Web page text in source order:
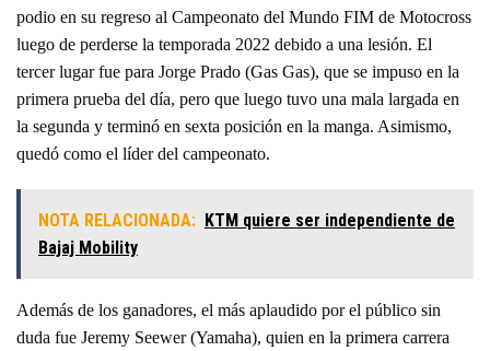
podio en su regreso al Campeonato del Mundo FIM de Motocross
luego de perderse la temporada 2022 debido a una lesión. El
tercer lugar fue para Jorge Prado (Gas Gas), que se impuso en la
primera prueba del día, pero que luego tuvo una mala largada en
la segunda y terminó en sexta posición en la manga. Asimismo,
quedó como el líder del campeonato.
NOTA RELACIONADA: KTM quiere ser independiente de
Bajaj Mobility
Además de los ganadores, el más aplaudido por el público sin
duda fue Jeremy Seewer (Yamaha), quien en la primera carrera